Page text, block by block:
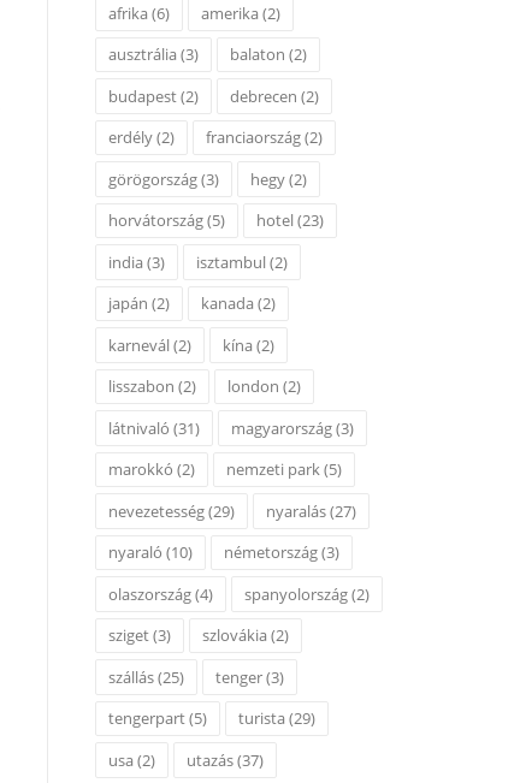
afrika(6) amerika(2)
ausztrália(3) balaton (2)
budapest(2) debrecen (2)
erdély(2) franciaország(2)
görögország(3) hegy(2)
horvátország(5) hotel(23)
india(3) isztambul(2)
japán (2) kanada(2)
karnevál(2) kína(2)
lisszabon (2) london (2)
látnivaló (31) magyarország(3)
marokkó (2) nemzeti park(5)
nevezetesség(29) nyaralás(27)
nyaraló (10) németország(3)
olaszország(4) spanyolország(2)
sziget(3) szlovákia(2)
szállás(25) tenger(3)
tengerpart(5) turista(29)
usa(2) utazás(37)